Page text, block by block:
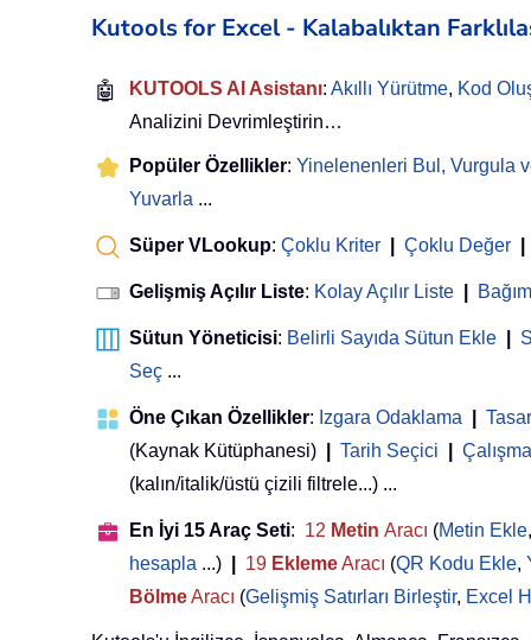
Kutools for Excel - Kalabalıktan
🤖 KUTOOLS AI Asistanı: Akıllı Yürütme, Kod
Analizini Devrimleştirin…
Popüler Özellikler: Yinelenenleri Bul, Vurgula
Yuvarla ...
Süper VLookup: Çoklu Kriter Çoklu Değer
Gelişmiş Açılır Liste: Kolay Açılır Liste
Sütun Yöneticisi: Belirli Sayıda Sütun Ekle
Seç ...
Öne Çıkan Özellikler: Izgara Odaklama
(Kaynak Kütüphanesi)
Tarih Seçici
(kalın/italik/üstü çizili filtrele...) ...
En İyi 15 Araç Seti: 12 Metin Aracı (Metin Ekle
hesapla ...) 19 EklemeAracı (QR Kodu Ekle,
BölmeAracı (Gelişmiş Satırları Birleştir, Excel